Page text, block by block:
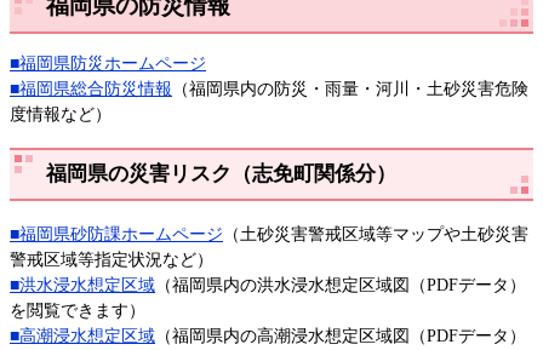
福岡県の防災情報
■福岡県防災ホームページ
■福岡県総合防災情報 （福岡県内の防災・雨量・河川・土砂災害危険
度情報など）
福岡県の災害リスク（志免町関係分）
■福岡県砂防課ホームページ （土砂災害警戒区域等マップや土砂災害
警戒区域等指定状況など）
■洪水浸水想定区域 （福岡県内の洪水浸水想定区域図（PDFデータ）
を閲覧できます）
■高潮浸水想定区域 （福岡県内の高潮浸水想定区域図（PDFデータ）